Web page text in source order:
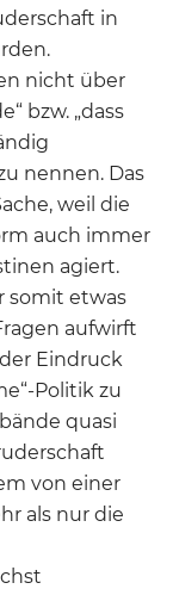
in
nicht über
bzw. „dass
nennen. Das
weil die
auch immer
agiert.
somit etwas
aufwirft
Eindruck
Politik zu
quasi
von einer
als nur die